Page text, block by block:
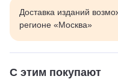
Доставка изданий
регионе «Москва»
С этим покупают